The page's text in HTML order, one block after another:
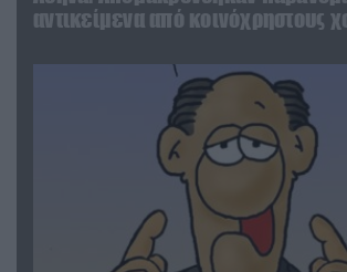
αντικείμενα από κοινόχρηστους